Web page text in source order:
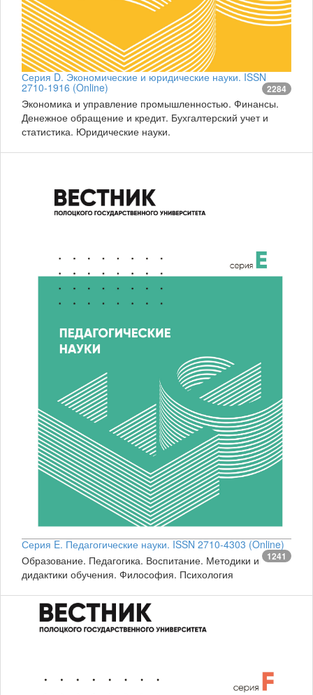
Серия D. Экономические и юридические науки. ISSN
2710-1916 (Online) 2284
Экономика и управление промышленностью. Финансы.
Денежное обращение и кредит. Бухгалтерский учет и
статистика. Юридические науки.
Серия E. Педагогические науки. ISSN 2710-4303 (Online)
1241
Образование. Педагогика. Воспитание. Методики и
дидактики обучения. Философия. Психология